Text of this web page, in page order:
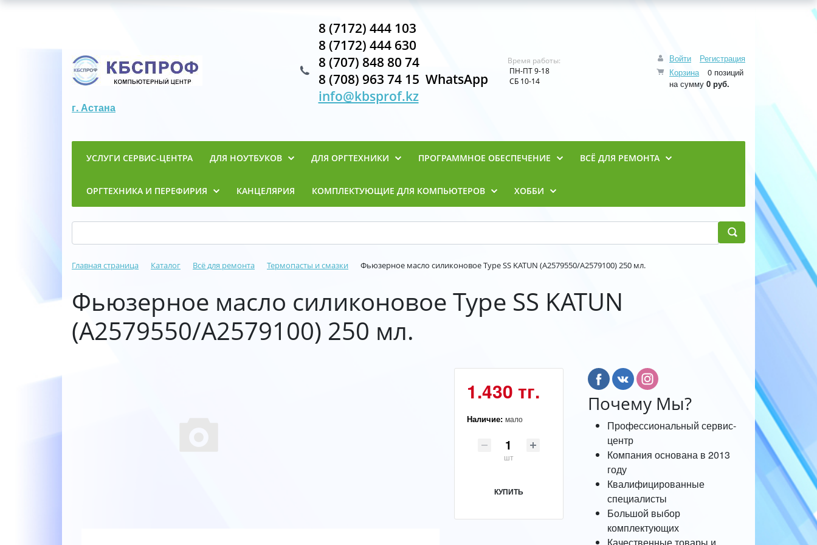
г. Астана
Войти
Регистрация
Корзина
0 позиций
на сумму 0 руб.
8 (7172) 444 103
8 (7172) 444 630
8 (707) 848 80 74
8 (708) 963 74 15 WhatsApp
info@kbsprof.kz
Время работы:
ПН-ПТ 9-18
СБ 10-14
УСЛУГИ СЕРВИС-ЦЕНТРА ДЛЯ НОУТБУКОВ ДЛЯ ОРГТЕХНИКИ ПРОГРАММНОЕ ОБЕСПЕЧЕНИЕ ВСЁ ДЛЯ РЕМОНТА
ОРГТЕХНИКА И ПЕРЕФИРИЯ КАНЦЕЛЯРИЯ КОМПЛЕКТУЮЩИЕ ДЛЯ КОМПЬЮТЕРОВ ХОББИ
Главная страница Каталог Всё для ремонта Термопасты и смазки Фьюзерное масло силиконовое Type SS KATUN (A2579550/A2579100) 250 мл.
Фьюзерное масло силиконовое Type SS KATUN
(A2579550/A2579100) 250 мл.
1.430 тг.
Наличие: мало
шт
КУПИТЬ
Почему Мы?
Профессиональный сервис-
центр
Компания основана в 2013
году
Квалифицированные
специалисты
Большой выбор
комплектующих